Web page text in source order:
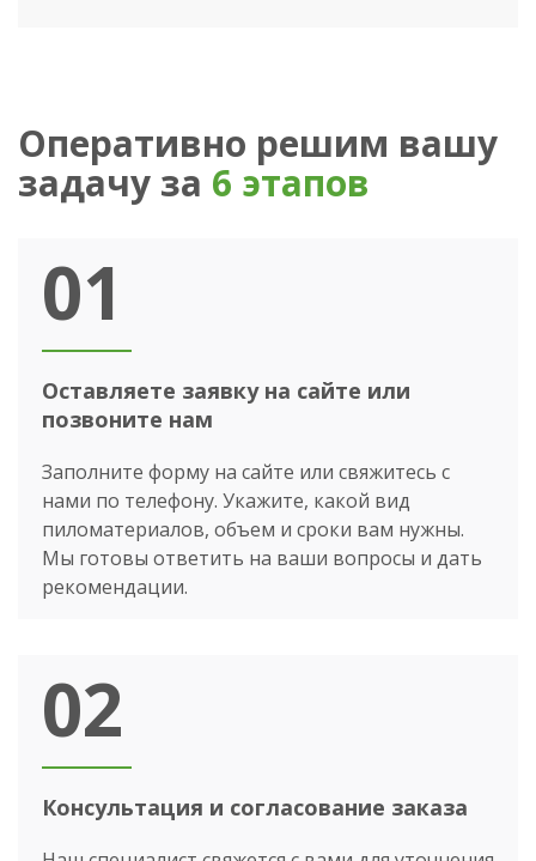
Оперативно решим вашу
задачу за 6 этапов
01
Оставляете заявку на сайте или
позвоните нам
Заполните форму на сайте или свяжитесь с
нами по телефону. Укажите, какой вид
пиломатериалов, объем и сроки вам нужны.
Мы готовы ответить на ваши вопросы и дать
рекомендации.
02
Консультация и согласование заказа